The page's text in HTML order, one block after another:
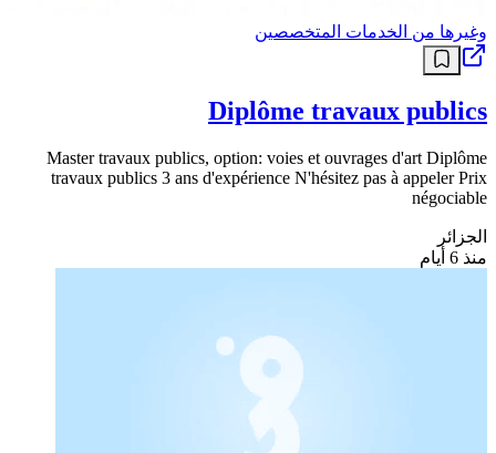
وغيرها من الخدمات المتخصصين
Diplôme travaux publics
Master travaux publics, option: voies et ouvrages d'art Diplôme
travaux publics 3 ans d'expérience N'hésitez pas à appeler Prix
négociable
الجزائر
منذ 6 أيام